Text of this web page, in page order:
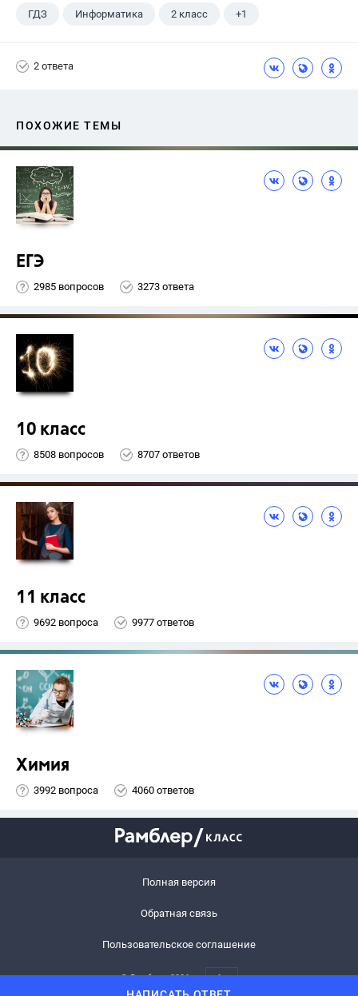
ГДЗ Информатика 2 класс +1
2 ответа
ПОХОЖИЕ ТЕМЫ
ЕГЭ
2985 вопросов 3273 ответа
10 класс
8508 вопросов 8707 ответов
11 класс
9692 вопроса 9977 ответов
Химия
3992 вопроса 4060 ответов
Полная версия
Обратная связь
Пользовательское соглашение
© Рамблер,2026 6+